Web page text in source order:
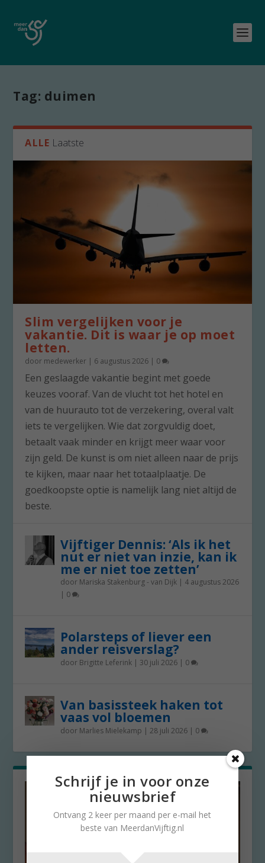
Tag: duimen
ALLE Laatste
Slim vergelijken voor je
vakantie. Dit is waar je op moet
letten.
door medewerker | 6 augustus 2026 | 0
Een geslaagde vakantie begint met goede
keuzes vooraf. Van de vlucht tot het hotel en
van de huurauto tot de verzekering, overal valt
iets te vergelijken. Wie dat zorgvuldig doet,
betaalt vaak minder en krijgt meer waar voor
zijn geld. De kunst is om niet alleen naar de prijs
te kijken, maar naar het totaalplaatje. De
goedkoopste optie is namelijk lang niet altijd de
beste.
Vijftiger Dennis: ‘Als ik het
nut er niet van inzie, kan ik
me er niet toe zetten’
door Mariska Stakenburg - van Dijk | 4 augustus 2026
| 0
Polarsteps of liever een
ander reisverslag?
door Brigitte Leferink | 30 juli 2026 | 0
Van basissteek haken tot
vaas vol bloemen
door Marlies Mielekamp |28 juli 2026 | 0
Schrijf je in voor onze
nieuwsbrief
Ontvang 2 keer per maand per e-mail het
beste van MeerdanVijftig.nl